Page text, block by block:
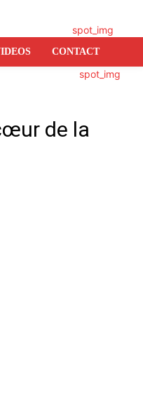
CONTACT
de la